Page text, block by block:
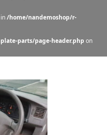
/home/nandemoshop/r-
parts/page-header.php on